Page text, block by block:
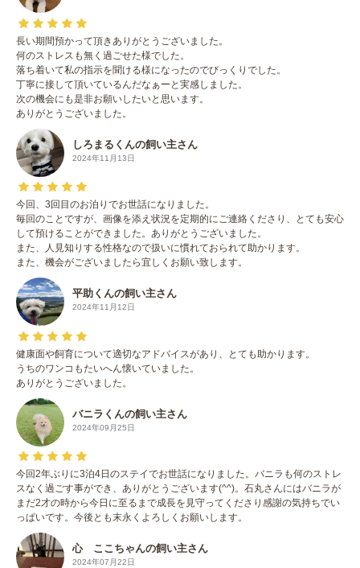
長い期間預かって頂きありがとうございました。
何のストレスも無く過ごせた様でした。
落ち着いて私の指示を聞ける様になったのでびっくりでした。
丁寧に接して頂いているんだなぁーと実感しました。
次の機会にも是非お願いしたいと思います。
ありがとうございました。
しろまるくんの飼い主さん
2024年11月13日
今回、3回目のお泊りでお世話になりました。
毎回のことですが、画像を添え状況を定期的にご連絡くださり、とても安心
して預けることができました。ありがとうございました。
また、人見知りする性格なので扱いに慣れておられて助かります。
また、機会がございましたら宜しくお願い致します。
平助くんの飼い主さん
2024年11月12日
健康面や飼育について適切なアドバイスがあり、とても助かります。
うちのワンコもたいへん懐いていました。
ありがとうございました。
バニラくんの飼い主さん
2024年09月25日
今回2年ぶりに3泊4日のステイでお世話になりました。バニラも何のストレ
スなく過ごす事ができ、ありがとうございます(^^)。石丸さんにはバニラが
まだ2才の時から今日に至るまで成長を見守ってくださり感謝の気持ちでい
っぱいです。今後とも末永くよろしくお願いします。
心 ここちゃんの飼い主さん
2024年07月22日